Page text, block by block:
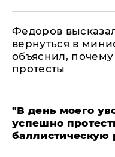
Федоров
вернуться в
объяснил,
протесты
​"В день моего
успешно
баллистическую